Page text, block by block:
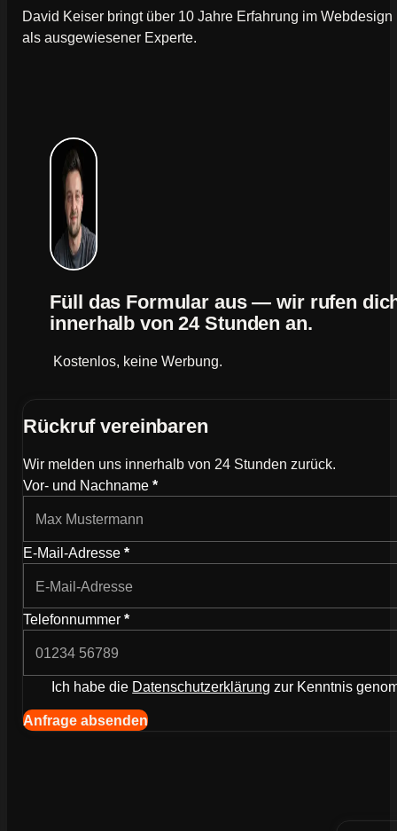
David Keiser bringt über 10 Jahre Erfahrung im
als ausgewiesener Experte.
Rückruf vereinbaren
Wir melden uns innerhalb von 24 Stunden zurück.
Wie können wir dich kontaktieren?
Vor- und Nachname *
E-Mail-Adresse *
Telefonnummer *
Ich habe die Datenschutzerklärung zur Kenntnis
Navigation (Kopie) (Kopieren) (Kopieren)
Anfrage absenden
Füll das Formular aus — wir rufen
innerhalb von 24 Stunden an.
Kostenlos, keine Werbung.